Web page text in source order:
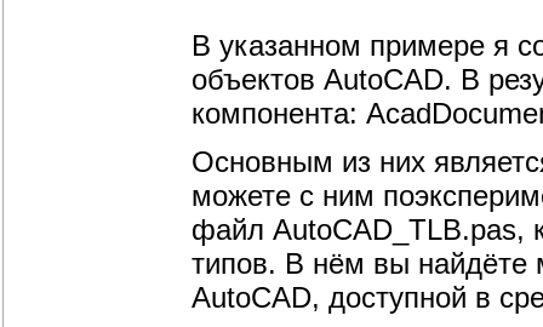
В указанном примере я
объектов AutoCAD. В
компонента:
Основным из них
можете с ним
файл AutoCAD_TLB.pas,
типов. В нём вы найдёте
AutoCAD, доступной в